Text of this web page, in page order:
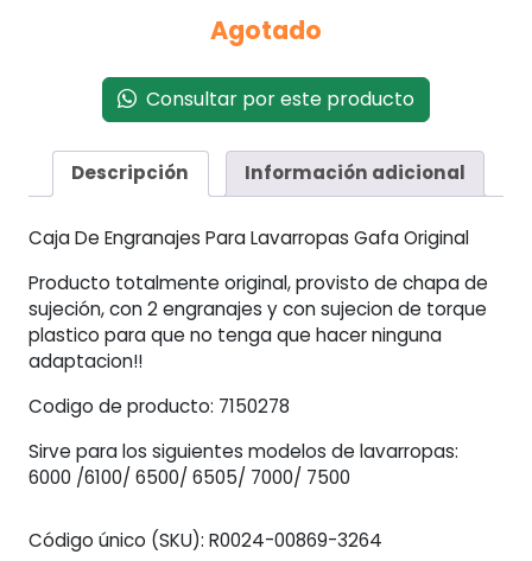
Agotado
Consultar por este producto
Descripción Información adicional
Caja De Engranajes Para Lavarropas Gafa Original
Producto totalmente original, provisto de chapa de
sujeción, con 2 engranajes y con sujecion de torque
plastico para que no tenga que hacer ninguna
adaptacion!!
Codigo de producto: 7150278
Sirve para los siguientes modelos de lavarropas:
6000 /6100/ 6500/ 6505/ 7000/ 7500
Código único (SKU): R0024-00869-3264